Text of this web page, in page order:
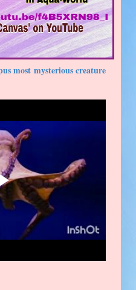
most mysterious creature